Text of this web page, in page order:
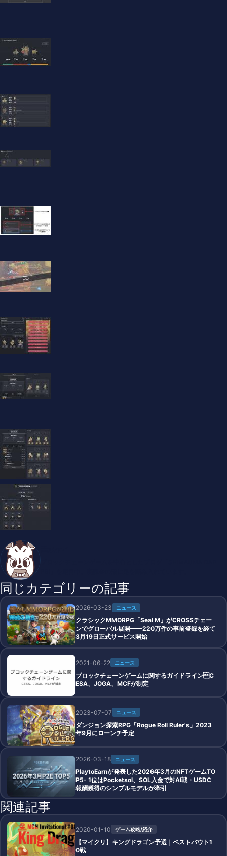
同じカテゴリーの記事
2026-03-23 ニュース
クラシックMMORPG「Seal M」がCROSSチェー
ンでグローバル展開——220万件の事前登録を経て
3月19日正式サービス開始
2021-06-22 ニュース
ブロックチェーンゲームに関するガイドラインC
ESA、JOGA、MCFが制定
2023-07-07 ニュース
ダンジョン探索RPG「Rogue Roll Ruler's」2023
年9月にローンチ予定
2026-03-18 ニュース
PlaytoEarnが発表した2026年3月のNFTゲームTO
P5- 1位はPocketsol、SOL入金で対AI戦・USDC
報酬獲得のシンプルモデルが牽引
関連記事
2020-01-10 ゲーム攻略/紹介
【マイクリ】キングドラゴン予選｜ベストバウト1
0戦